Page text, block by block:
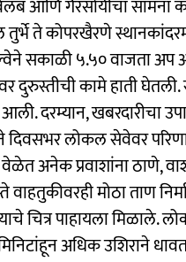
विलंब आणि गैरसोयीचा
तुर्भे ते कोपरखैरणे
सकाळी ५.५० वाजता
दुरुस्तीची कामे हाती
दरम्यान, खबरदारीचा
लोकल सेवेवर परिणाम
अनेक प्रवाशांना ठाणे,
वाहतुकीवरही मोठा ताण
चित्र पाहायला मिळाले.
अधिक उशिराने धावत